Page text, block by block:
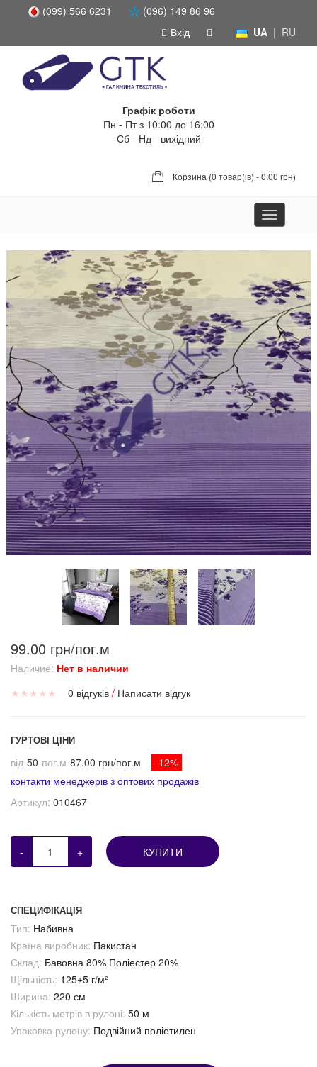
(099) 566 6231
(096) 149 86 96
UA | RU
Вхід
Графік роботи
Пн - Пт з 10:00 до 16:00
Сб - Нд - вихідний
Корзина (0 товар(ів) - 0.00 грн)
Toggle
navigation
99.00 грн/пог.м
Наличие: Нет в наличии
★ ★ ★ ★ ★ 0 відгуків / Написати відгук
ГУРТОВІ ЦІНИ
від 50 пог.м 87.00 грн/пог.м
-12%
контакти менеджерів з оптових продажів
Артикул: 010467
- + КУПИТИ
СПЕЦИФІКАЦІЯ
Тип: Набивна
Країна виробник: Пакистан
Склад: Бавовна 80% Поліестер 20%
Щільність: 125±5 г/м²
Ширина: 220 см
Кількість метрів в рулоні: 50 м
Упаковка рулону: Подвійний поліетилен